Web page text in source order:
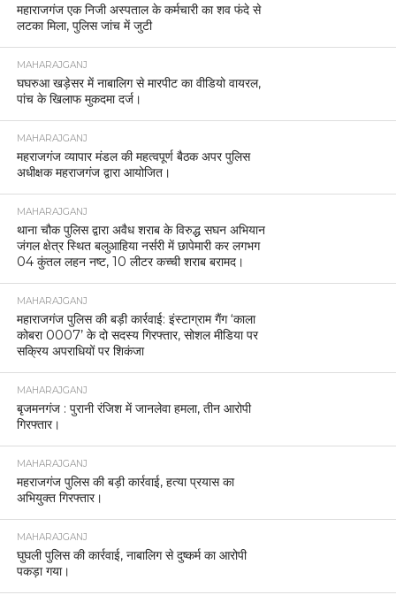
महाराजगंज एक निजी अस्पताल के कर्मचारी का शव फंदे से
लटका मिला, पुलिस जांच में जुटी
MAHARAJGANJ
घघरुआ खड़ेसर में नाबालिग से मारपीट का वीडियो वायरल,
पांच के खिलाफ मुकदमा दर्ज।
MAHARAJGANJ
महराजगंज व्यापार मंडल की महत्वपूर्ण बैठक अपर पुलिस
अधीक्षक महराजगंज द्वारा आयोजित।
MAHARAJGANJ
थाना चौक पुलिस द्वारा अवैध शराब के विरुद्ध सघन अभियान
जंगल क्षेत्र स्थित बलुआहिया नर्सरी में छापेमारी कर लगभग
04 कुंतल लहन नष्ट, 10 लीटर कच्ची शराब बरामद।
MAHARAJGANJ
महाराजगंज पुलिस की बड़ी कार्रवाई: इंस्टाग्राम गैंग ‘काला
कोबरा 0007’ के दो सदस्य गिरफ्तार, सोशल मीडिया पर
सक्रिय अपराधियों पर शिकंजा
MAHARAJGANJ
बृजमनगंज : पुरानी रंजिश में जानलेवा हमला, तीन आरोपी
गिरफ्तार।
MAHARAJGANJ
महराजगंज पुलिस की बड़ी कार्रवाई, हत्या प्रयास का
अभियुक्त गिरफ्तार।
MAHARAJGANJ
घुघली पुलिस की कार्रवाई, नाबालिग से दुष्कर्म का आरोपी
पकड़ा गया।